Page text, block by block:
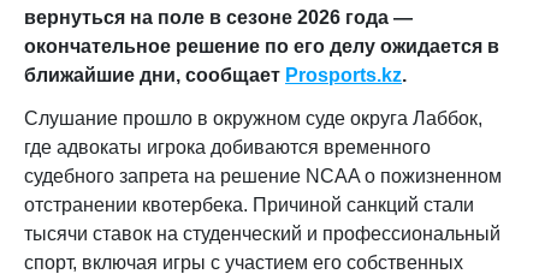
вернуться на поле в сезоне 2026 года —
окончательное решение по его делу ожидается в
ближайшие дни, сообщает Prosports.kz.
Слушание прошло в окружном суде округа Лаббок,
где адвокаты игрока добиваются временного
судебного запрета на решение NCAA о пожизненном
отстранении квотербека. Причиной санкций стали
тысячи ставок на студенческий и профессиональный
спорт, включая игры с участием его собственных